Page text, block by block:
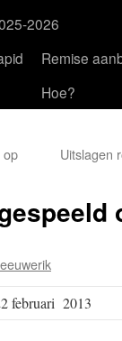
2026
Remise
Hoe?
op
Uitslagen
februari 2013